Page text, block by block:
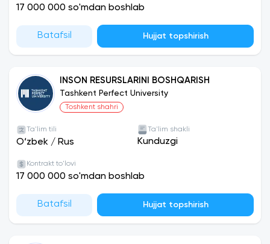
17 000 000 so'mdan boshlab
Batafsil Hujjat topshirish
INSON RESURSLARINI BOSHQARISH
Tashkent Perfect University
Toshkent shahri
Ta'lim tili
O‘zbek / Rus
Ta'lim shakli
Kunduzgi
Kontrakt to'lovi
17 000 000 so'mdan boshlab
Batafsil Hujjat topshirish